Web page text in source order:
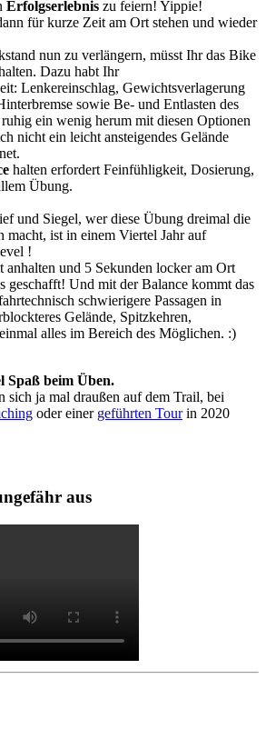
Erfolgserlebnis zu feiern! Yippie!
für kurze Zeit am Ort stehen und wieder
nun zu verlängern, müsst Ihr das Bike
Dazu habt Ihr
Lenkereinschlag, Gewichtsverlagerung
sowie Be- und Entlasten des
ein wenig herum mit diesen Optionen
nicht ein leicht ansteigendes Gelände
halten erfordert Feinfühligkeit, Dosierung,
Übung.
und Siegel, wer diese Übung dreimal die
macht, ist in einem Viertel Jahr auf
!
anhalten und 5 Sekunden locker am Ort
geschafft! Und mit der Balance kommt das
schwierigere Passagen in
Gelände, Spitzkehren,
alles im Bereich des Möglichen. :)
Spaß beim Üben.
sich ja mal draußen auf dem Trail, bei
oder einer geführten Tourin 2020
aus